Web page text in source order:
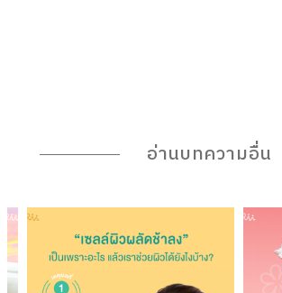
อ่านบทความอื่น
งบ้าง? Color ของคุณ!How to ใช้สำลี Rii คู่กับ